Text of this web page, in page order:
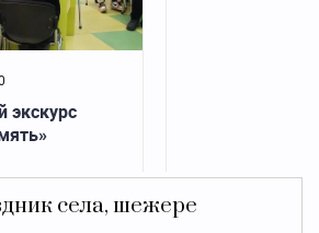
села, шежере